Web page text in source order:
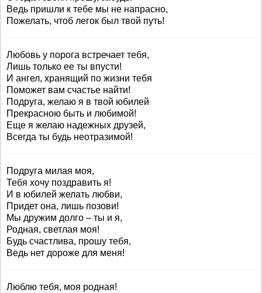
Ведь пришли к тебе мы не напрасно,
Пожелать, чтоб легок был твой путь!
Любовь у порога встречает тебя,
Лишь только ее ты впусти!
И ангел, хранящий по жизни тебя
Поможет вам счастье найти!
Подруга, желаю я в твой юбилей
Прекрасною быть и любимой!
Еще я желаю надежных друзей,
Всегда ты будь неотразимой!
Подруга милая моя,
Тебя хочу поздравить я!
И в юбилей желать любви,
Придет она, лишь позови!
Мы дружим долго – ты и я,
Родная, светлая моя!
Будь счастлива, прошу тебя,
Ведь нет дороже для меня!
Люблю тебя, моя родная!